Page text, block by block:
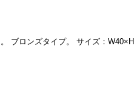
ブロンズタイプ。 サイズ：W40×H